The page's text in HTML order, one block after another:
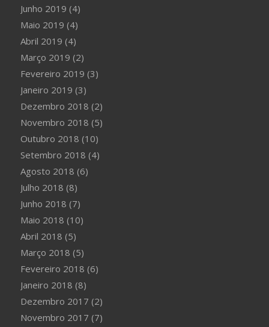
Junho 2019 (4)
Maio 2019 (4)
Abril 2019 (4)
Março 2019 (2)
Fevereiro 2019 (3)
Janeiro 2019 (3)
Dezembro 2018 (2)
Novembro 2018 (5)
Outubro 2018 (10)
Setembro 2018 (4)
Agosto 2018 (6)
Julho 2018 (8)
Junho 2018 (7)
Maio 2018 (10)
Abril 2018 (5)
Março 2018 (5)
Fevereiro 2018 (6)
Janeiro 2018 (8)
Dezembro 2017 (2)
Novembro 2017 (7)